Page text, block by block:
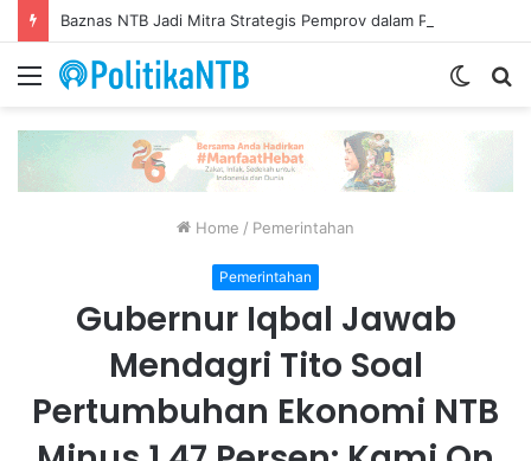
Menu
Switch
Home / Pemerintahan
Pemerintahan
Gubernur Iqbal Jawab
Mendagri Tito Soal
Pertumbuhan Ekonomi NTB